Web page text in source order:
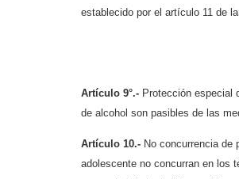
establecido por el artículo 11 de
Artículo 9°.- Protección especial
de alcohol son pasibles de las
Artículo 10.- No concurrencia de
adolescente no concurran en los